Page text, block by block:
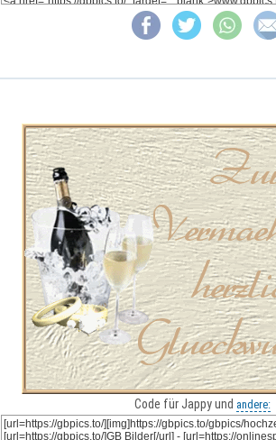
Code für Jappy und andere: